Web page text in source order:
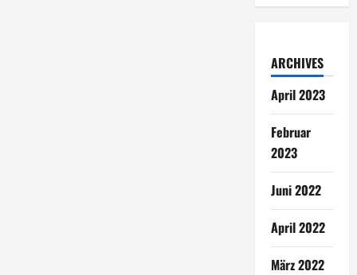
ARCHIVES
April 2023
Februar
2023
Juni 2022
April 2022
März 2022